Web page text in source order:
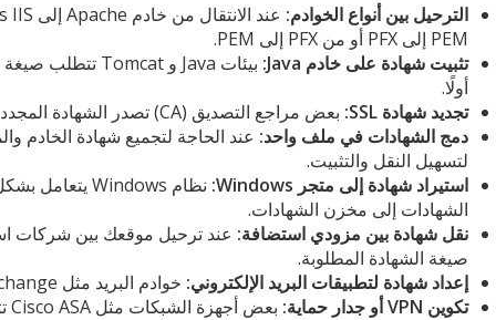
الترحيل بين أنواع الخوادم:
PEM إلى PFX أو من PFX إلى PEM.
تثبيت شهادة على خادم Java:
أولًا.
تجديد شهادة SSL:
بعض مراجع التصديق (CA) تصدر الشهادة المجددة بصيغة مختلفة عن التي يحتاجها خادمك.
دمج الشهادات في ملف واحد:
لتسهيل النقل والتثبيت.
استيراد شهادة إلى متجر Windows:
الشهادات إلى مخزن الشهادات.
نقل شهادة بين مزودي استضافة: عند ترحيل موقعك بين شركات
صيغة الشهادة المطلوبة.
إعداد شهادة لتطبيقات البريد الإلكتروني: خوادم البريد مثل Microsoft Exchange تحتاج صيغة PFX لتفعيل TLS.
تكوين VPN أو جدار حماية:
بعض أجهزة الشبكات مثل Cisco ASA تتطلب صيغة PEM أو PKCS#12 محددة.